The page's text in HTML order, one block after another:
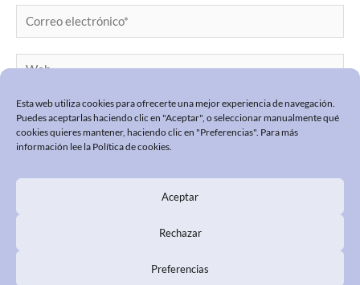
Esta web utiliza cookies para ofrecerte una mejor experiencia de navegación.
Puedes aceptarlas haciendo clic en "Aceptar", o seleccionar manualmente qué
cookies quieres mantener, haciendo clic en "Preferencias". Para más
información lee la Política de cookies.
Aceptar
Rechazar
Preferencias
Correo
electrónico*
Web
POLÍTICA DE PRIVACIDAD